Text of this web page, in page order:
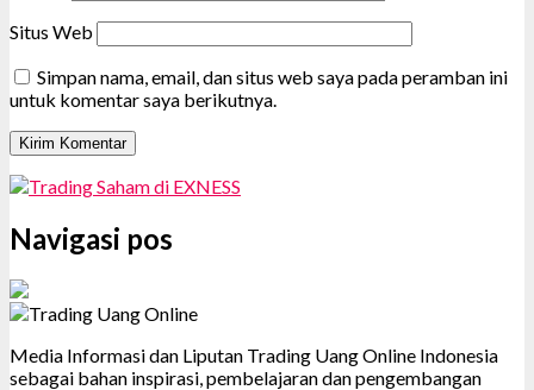
Situs Web
Simpan nama, email, dan situs web saya pada peramban ini
untuk komentar saya berikutnya.
Navigasi pos
Media Informasi dan Liputan Trading Uang Online Indonesia
sebagai bahan inspirasi, pembelajaran dan pengembangan